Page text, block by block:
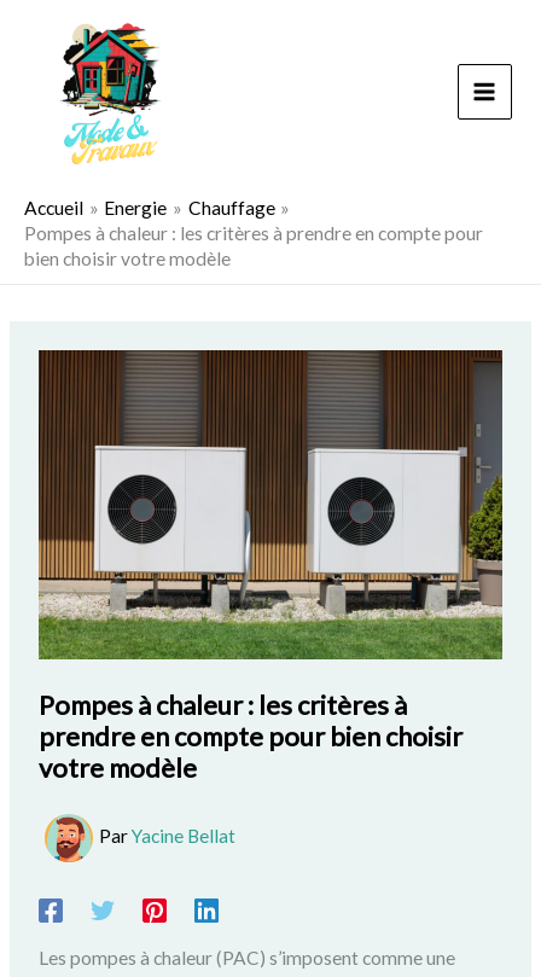
Accueil Energie
Chauffage
Pompes à chaleur : les critères à prendre en compte pour
bien choisir votre modèle
Pompes à chaleur : les critères à
prendre en compte pour bien choisir
votre modèle
ParYacine Bellat
Les pompes à chaleur (PAC) s’imposent comme une